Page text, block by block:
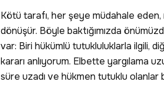
Kötü tarafı, her şeye müdahale
dönüşür. Böyle baktığımızda
var: Biri hükümlü tutukluluklarla ilgili,
kararı anlıyorum. Elbette yargılama
süre uzadı ve hükmen tutuklu olanlar